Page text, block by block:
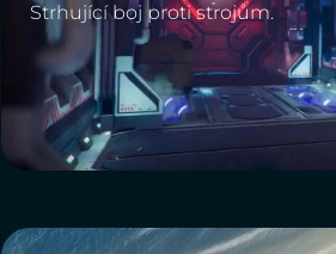
Strhující boj proti strojům.